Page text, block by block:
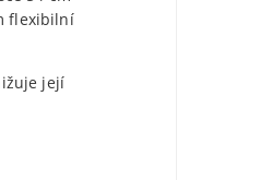
flexibilní
její